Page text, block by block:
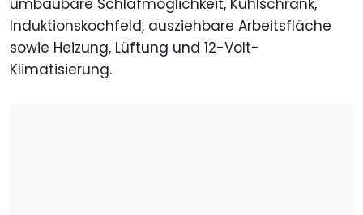
Induktionskochfeld, ausziehbare Arbeitsfläche
sowie Heizung, Lüftung und 12-Volt-
Klimatisierung.